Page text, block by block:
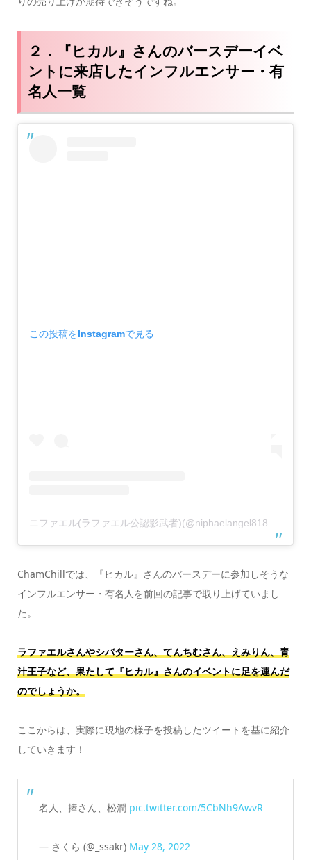
２．『ヒカル』さんのバースデーイベ
ントに来店したインフルエンサー・有
名人一覧
この投稿をInstagramで見る
ChamChillでは、『ヒカル』さんのバースデーに参加しそうな
インフルエンサー・有名人を前回の記事で取り上げていまし
た。
ラファエルさんやシバターさん、てんちむさん、えみりん、青
汁王子など、果たして『ヒカル』さんのイベントに足を運んだ
のでしょうか。
ここからは、実際に現地の様子を投稿したツイートを基に紹介
していきます！
名人、捧さん、松潤 pic.twitter.com/5CbNh9AwvR
— さくら (@_ssakr) May 28, 2022